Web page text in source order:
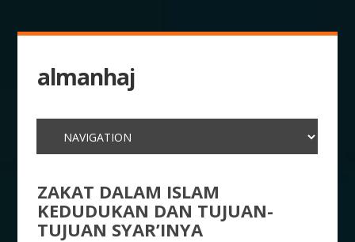
almanhaj
ZAKAT DALAM ISLAM
KEDUDUKAN DAN TUJUAN-
TUJUAN SYAR’INYA